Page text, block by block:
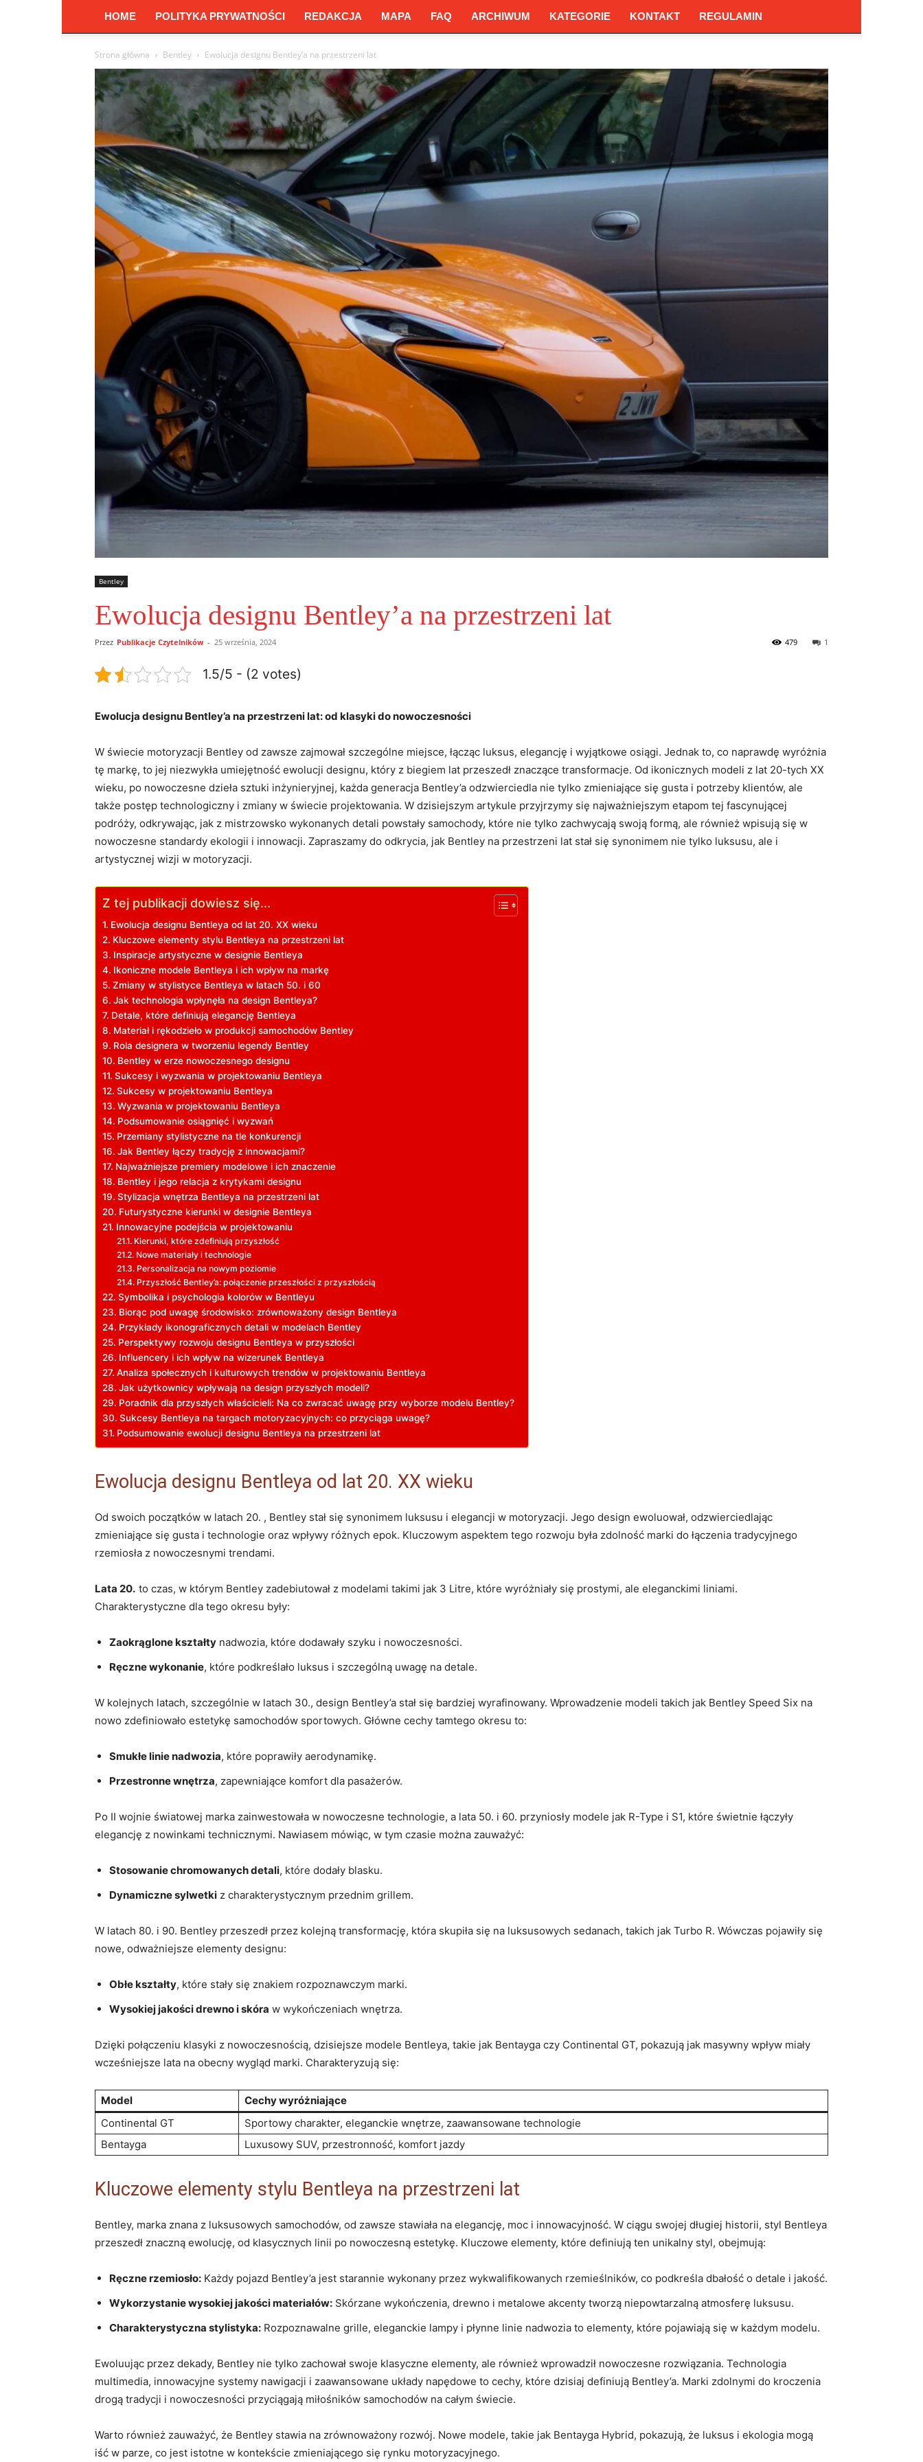
HOME POLITYKA PRYWATNOŚCI REDAKCJA MAPA FAQ ARCHIWUM KATEGORIE KONTAKT REGULAMIN
Strona główna Bentley Ewolucja designu Bentley’a na przestrzeni lat
Bentley
Ewolucja designu Bentley’a na przestrzeni lat
Przez Publikacje Czytelników - 25 września, 2024 1
479
1.5/5 - (2 votes)
Ewolucja designu ⁢Bentley’a na przestrzeni lat: od klasyki do nowoczesności
W świecie motoryzacji Bentley od ⁤zawsze zajmował szczególne miejsce, łącząc luksus, elegancję i wyjątkowe⁤ osiągi. Jednak to, co naprawdę wyróżnia
tę markę, to ‌jej niezwykła umiejętność ​ewolucji designu, który z biegiem lat przeszedł znaczące transformacje. Od ikonicznych modeli z lat 20-tych XX‍
wieku, po nowoczesne dzieła sztuki​ inżynieryjnej, ‌każda generacja Bentley’a odzwierciedla nie tylko ‍zmieniające się gusta ⁢i potrzeby klientów, ale‍
także postęp technologiczny i zmiany w świecie projektowania. W dzisiejszym artykule przyjrzymy się najważniejszym ⁤etapom tej fascynującej
podróży, odkrywając, jak⁤ z mistrzowsko wykonanych ⁣detali powstały samochody, które‍ nie tylko zachwycają swoją ⁤formą,⁣ ale również wpisują się​ w
nowoczesne standardy ekologii i innowacji. Zapraszamy ‌do odkrycia, jak Bentley na przestrzeni lat stał się synonimem nie tylko luksusu, ⁢ale i
artystycznej wizji w motoryzacji.
Z tej publikacji dowiesz się...
Ewolucja designu Bentleya od lat 20.‌ XX wieku
Kluczowe ​elementy stylu Bentleya na przestrzeni lat
Inspiracje artystyczne w designie Bentleya
Ikoniczne ​modele ‌Bentleya i ich wpływ na markę
Zmiany w stylistyce Bentleya w latach 50. i 60
Jak ‍technologia wpłynęła ‍na design⁤ Bentleya?
Detale, które definiują elegancję Bentleya
Materiał⁢ i rękodzieło w produkcji samochodów Bentley
Rola designera w tworzeniu legendy Bentley
Bentley ⁤w erze nowoczesnego ‌designu
Sukcesy i wyzwania w projektowaniu Bentleya
Sukcesy w projektowaniu Bentleya
Wyzwania w projektowaniu ⁣Bentleya
Podsumowanie⁤ osiągnięć i ​wyzwań
Przemiany stylistyczne na tle konkurencji
Jak Bentley łączy⁤ tradycję z innowacjami?
Najważniejsze premiery modelowe i ich znaczenie
Bentley i jego relacja z​ krytykami designu
Stylizacja wnętrza Bentleya na przestrzeni lat
Futurystyczne kierunki w designie Bentleya
Innowacyjne podejścia w projektowaniu
Kierunki, które zdefiniują przyszłość
Nowe materiały i technologie
Personalizacja na nowym poziomie
Przyszłość Bentley’a: połączenie przeszłości z przyszłością
Symbolika i psychologia kolorów w Bentleyu
Biorąc pod⁤ uwagę środowisko: zrównoważony design Bentleya
Przykłady ikonograficznych‌ detali ‌w modelach Bentley
Perspektywy rozwoju designu Bentleya w przyszłości
Influencery​ i ich wpływ na wizerunek Bentleya
Analiza ⁣społecznych i kulturowych trendów w projektowaniu Bentleya
Jak użytkownicy wpływają na design przyszłych modeli?
Poradnik dla przyszłych właścicieli: Na co zwracać uwagę przy wyborze⁣ modelu Bentley?
Sukcesy Bentleya na⁣ targach motoryzacyjnych: co⁣ przyciąga⁣ uwagę?
Podsumowanie ewolucji⁣ designu Bentleya na⁤ przestrzeni lat
Ewolucja designu Bentleya od lat 20.‌ XX wieku
Od swoich początków w latach 20. , Bentley stał się synonimem​ luksusu i elegancji w motoryzacji. Jego design ewoluował, odzwierciedlając
zmieniające się gusta i technologie oraz wpływy różnych⁢ epok.⁣ Kluczowym aspektem‌ tego‌ rozwoju była zdolność marki do łączenia tradycyjnego
rzemiosła z nowoczesnymi trendami.
Lata⁢ 20. ‌ to czas, w którym Bentley zadebiutował z modelami takimi jak 3 Litre, które wyróżniały się prostymi, ale eleganckimi liniami.
Charakterystyczne dla tego okresu były:
Zaokrąglone kształty nadwozia,‌ które dodawały szyku i nowoczesności.
Ręczne wykonanie, które podkreślało luksus i szczególną uwagę na detale.
W ‌kolejnych latach, szczególnie w latach 30., design Bentley’a⁣ stał się bardziej wyrafinowany. Wprowadzenie ⁢modeli‍ takich jak Bentley Speed Six na
nowo zdefiniowało estetykę samochodów sportowych.​ Główne cechy tamtego⁣ okresu to:
Smukłe linie nadwozia, które poprawiły aerodynamikę.
Przestronne wnętrza, zapewniające komfort dla pasażerów.
Po II wojnie światowej marka zainwestowała w nowoczesne technologie, a ⁤lata 50. i 60. przyniosły modele jak R-Type i S1, które świetnie⁤ łączyły
elegancję z‌ nowinkami technicznymi. Nawiasem mówiąc, w tym czasie można zauważyć:
Stosowanie chromowanych​ detali, które dodały blasku.
Dynamiczne ⁢sylwetki z charakterystycznym‍ przednim ⁣grillem.
W latach 80. i 90. Bentley przeszedł przez kolejną transformację, która skupiła się na luksusowych sedanach, takich jak Turbo R. Wówczas pojawiły​ się
nowe, odważniejsze ‌elementy designu:
Obłe kształty, które stały‌ się znakiem rozpoznawczym marki.
Wysokiej jakości drewno i skóra w wykończeniach‍ wnętrza.
Dzięki połączeniu klasyki z nowoczesnością, dzisiejsze ​modele Bentleya, takie jak Bentayga czy Continental GT, pokazują jak masywny wpływ miały
wcześniejsze lata na obecny wygląd marki. Charakteryzują się:
Model
Cechy wyróżniające
Continental ​GT
Sportowy charakter,⁤ eleganckie wnętrze, zaawansowane technologie
Bentayga
Luxusowy SUV, ‍przestronność, komfort jazdy
Kluczowe ​elementy stylu Bentleya na przestrzeni lat
Bentley, marka znana z luksusowych samochodów, od zawsze stawiała na elegancję,‌ moc i innowacyjność. W ciągu swojej długiej historii, styl ​Bentleya
przeszedł znaczną ewolucję, od klasycznych linii po nowoczesną estetykę. Kluczowe elementy, które definiują ten unikalny styl, obejmują:
Ręczne rzemiosło: Każdy pojazd Bentley’a jest starannie wykonany przez wykwalifikowanych rzemieślników, co podkreśla‌ dbałość o detale i⁤ jakość.
Wykorzystanie wysokiej ‍jakości materiałów: Skórzane wykończenia, drewno i metalowe akcenty tworzą niepowtarzalną atmosferę luksusu.
Charakterystyczna ⁤stylistyka: Rozpoznawalne⁢ grille, eleganckie lampy i płynne linie nadwozia to elementy, które​ pojawiają się w każdym modelu.
Ewoluując przez dekady, Bentley nie tylko zachował swoje klasyczne ⁢elementy, ale‌ również wprowadził nowoczesne rozwiązania. Technologia
multimedia,⁣ innowacyjne systemy nawigacji i zaawansowane układy napędowe to cechy, które dzisiaj definiują Bentley’a. Marki zdolnymi do kroczenia⁤
drogą tradycji i nowoczesności przyciągają miłośników samochodów na całym świecie.
Warto również zauważyć, że Bentley stawia na zrównoważony rozwój. Nowe modele, takie jak Bentayga Hybrid, pokazują, że luksus i ekologia mogą
iść w parze, co jest istotne w kontekście zmieniającego się rynku motoryzacyjnego.